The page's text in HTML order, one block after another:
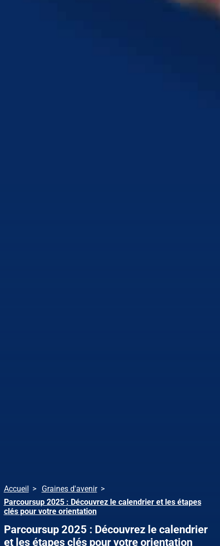
Accueil
Graines d'avenir
Parcoursup 2025 : Découvrez le calendrier et les étapes
clés pour votre orientation
Parcoursup 2025 : Découvrez le calendrier
et les étapes clés pour votre orientation